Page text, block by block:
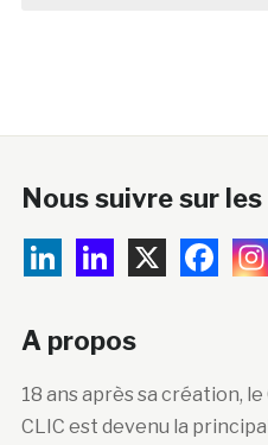
Nous suivre sur
A propos
18 ans après sa création,
CLIC est devenu la